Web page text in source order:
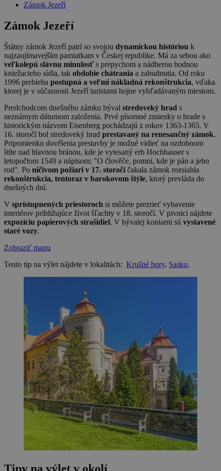
Zámok Jezeří
Zámok Jezeří
Štátny zámok Jezeří patrí so svojou dynamickou históriou k
najzaujímavejším pamiatkam v Českej republike. Má za sebou ako
veľkolepú slávnu minulosť s prepychom a nádherou hodnou
kniežacieho sídla, tak obdobie chátrania a zabudnutia. Od roku
1996 prebieha postupná a veľmi nákladná rekonštrukcia, vďaka
ktorej je v súčasnosti Jezeří turistami hojne vyhľadávaným miestom.
Predchodcom dnešného zámku býval stredoveký hrad s
neznámym dátumom založenia. Prvé písomné zmienky o hrade s
historickým názvom Eisenberg pochádzajú z rokov 1363-1365. V
16. storočí bol stredoveký hrad prestavaný na renesančný zámok.
Pripomienku dovŕšenia prestavby je možné vidieť na ozdobnom
štíte nad hlavnou bránou, kde je vytesaný erb Hochhauser s
letopočtom 1549 a nápisom: "O člověče, pomni, kde je pán a jeho
rod". Po ničivom požiari v 17. storočíčakala zámok rozsiahla
rekonštrukcia, tentoraz v barokovom štýle, ktorý prevláda do
dnešných dní.
V sprístupnených priestoroch si môžete prezrieť vybavenie
interiérov približujúce život šľachty v 18. storočí. V pivnici nájdete
expozíciu papierových strašidiel. V bývalej koniarni sú vystavené
staré vozy.
Zobraziť mapu
Tento tip na výlet nájdete v lokalitách: Krušné hory, Sasko,